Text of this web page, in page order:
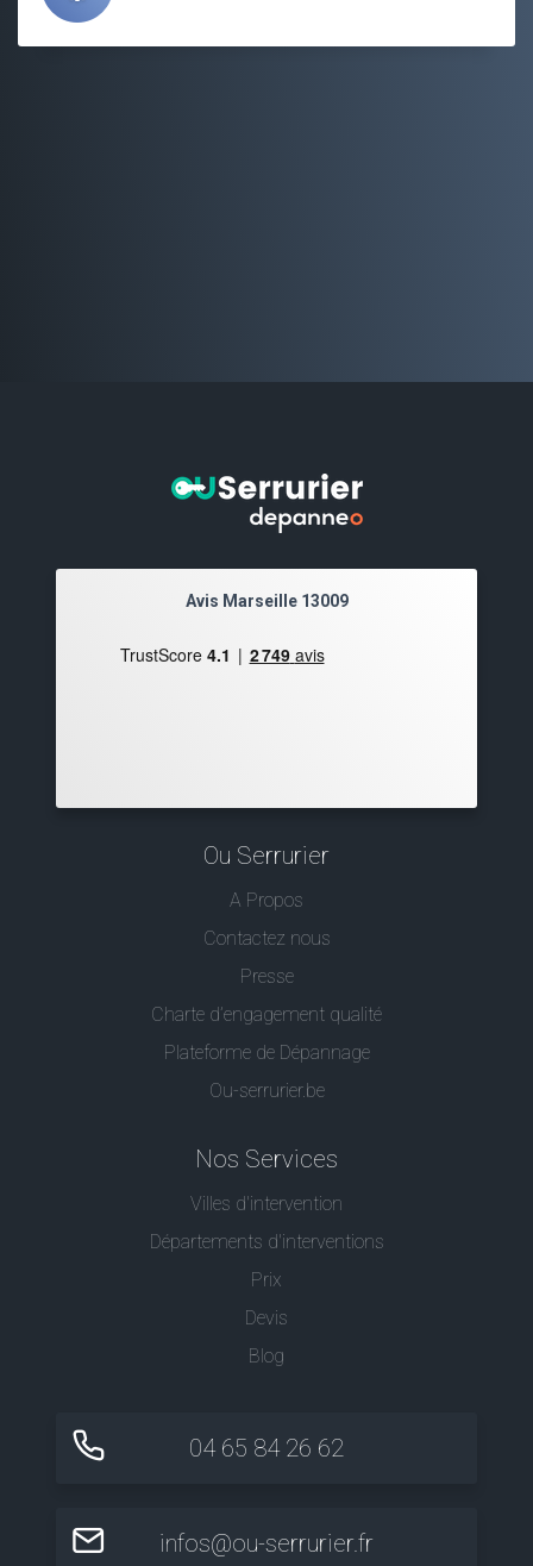
Avis Marseille 13009
Ou Serrurier
A Propos
Contactez nous
Presse
Charte d’engagement qualité
Plateforme de Dépannage
Ou-serrurier.be
Nos Services
Villes d'intervention
Départements d'interventions
Prix
Devis
Blog
04 65 84 26 62
infos@ou-serrurier.fr